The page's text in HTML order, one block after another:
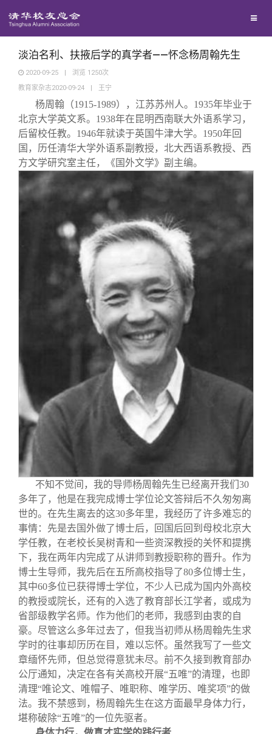
西南联大校友会
回馈母校
捐赠项目
捐赠新闻
捐赠纪事
捐赠方法
媒体平台
《清华校友通讯》
《水木清华》
我要订阅
百年清华
清华人物
清华故事
校友文苑
校友讲坛
校友视界
校友服务
终身学习
三创大赛
实用信息
校友总会
会长致辞
总会章程
理事会名单
制度法规
关闭
淡泊名利、扶掖后学的真学者——怀念杨周翰先生
2020-09-25 | 浏览 1250次
教育家杂志2020-09-24
| 王宁
杨周翰（1915-1989），江苏苏州人。1935年毕业于
北京大学英文系。1938年在昆明西南联大外语系学习，
后留校任教。1946年就读于英国牛津大学。1950年回
国，历任清华大学外语系副教授，北大西语系教授、西
方文学研究室主任，《国外文学》副主编。
不知不觉间，我的导师杨周翰先生已经离开我们30
多年了，他是在我完成博士学位论文答辩后不久匆匆离
世的。在先生离去的这30多年里，我经历了许多难忘的
事情：先是去国外做了博士后，回国后回到母校北京大
学任教，在老校长吴树青和一些资深教授的关怀和提携
下，我在两年内完成了从讲师到教授职称的晋升。作为
博士生导师，我先后在五所高校指导了80多位博士生，
其中60多位已获得博士学位，不少人已成为国内外高校
的教授或院长，还有的入选了教育部长江学者，或成为
省部级教学名师。作为他们的老师，我感到由衷的自
豪。尽管这么多年过去了，但我当初师从杨周翰先生求
学时的往事却历历在目，难以忘怀。虽然我写了一些文
章缅怀先师，但总觉得意犹未尽。前不久接到教育部办
公厅通知，决定在各有关高校开展“五唯”的清理，也即
清理“唯论文、唯帽子、唯职称、唯学历、唯奖项”的做
法。我不禁感到，杨周翰先生在这方面最早身体力行，
堪称破除“五唯”的一位先驱者。